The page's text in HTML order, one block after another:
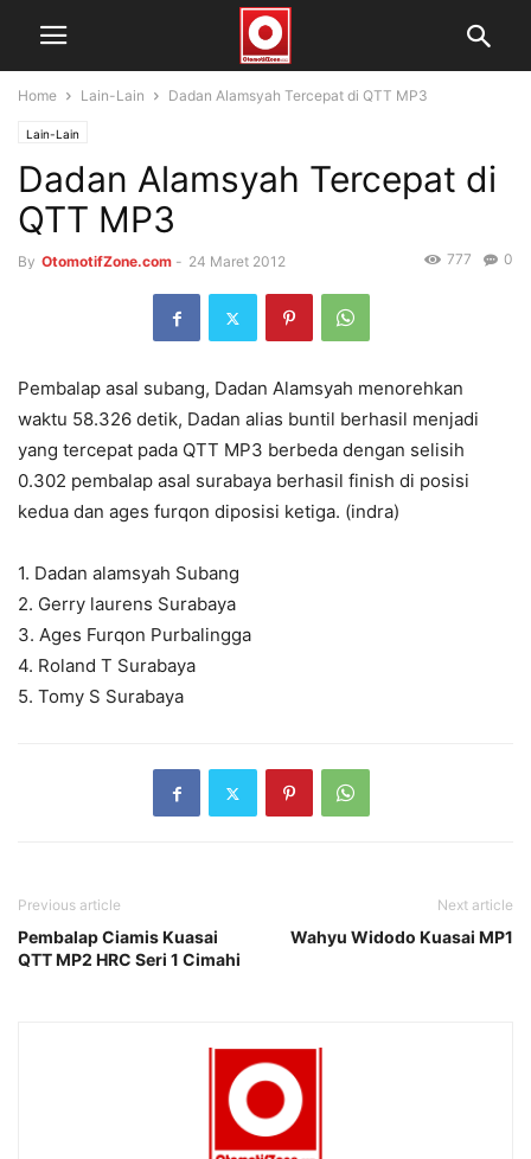
Home Lain-Lain Dadan Alamsyah Tercepat di QTT MP3
Lain-Lain
Dadan Alamsyah Tercepat di
QTT MP3
By OtomotifZone.com - 24 Maret 2012 0
777
Pembalap asal subang, Dadan Alamsyah menorehkan
waktu 58.326 detik, Dadan alias buntil berhasil menjadi
yang tercepat pada QTT MP3 berbeda dengan selisih
0.302 pembalap asal surabaya berhasil finish di posisi
kedua dan ages furqon diposisi ketiga. (indra)
1. Dadan alamsyah Subang
2. Gerry laurens Surabaya
3. Ages Furqon Purbalingga
4. Roland T Surabaya
5. Tomy S Surabaya
Previous article
Pembalap Ciamis Kuasai
QTT MP2 HRC Seri 1 Cimahi
Next article
Wahyu Widodo Kuasai MP1